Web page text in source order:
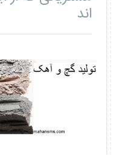
اند